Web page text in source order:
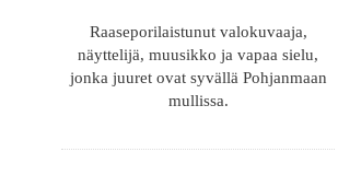
Raaseporilaistunut valokuvaaja,
näyttelijä, muusikko ja vapaa sielu,
jonka juuret ovat syvällä Pohjanmaan
mullissa.